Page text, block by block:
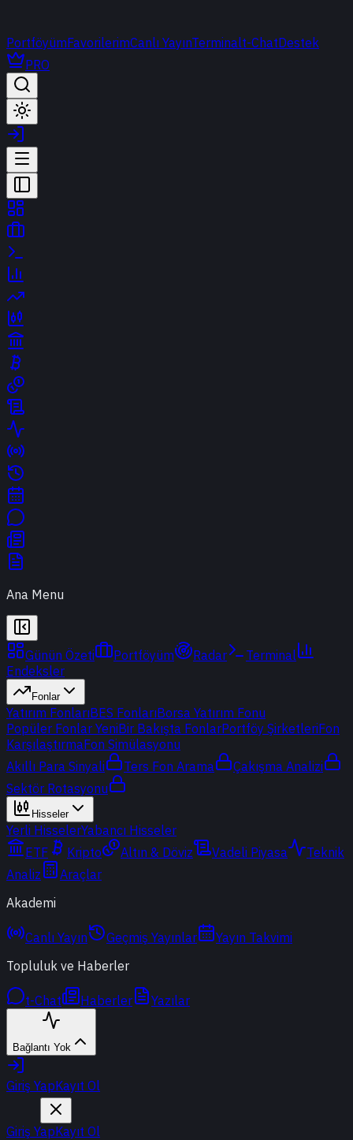
PortföyümFavorilerimCanlı YayınTerminalt-ChatDestek
PRO
Ana Menu
Günün Özeti Portföyüm Radar
Terminal
Endeksler
Fonlar
Yatırım FonlarıBES FonlarıBorsa Yatırım Fonu
Popüler Fonlar YeniBir Bakışta FonlarPortföy ŞirketleriFon
KarşılaştırmaFon Simülasyonu
Akıllı Para Sinyali
Ters Fon Arama
Çakışma Analizi
Sektör Rotasyonu
Hisseler
Yerli HisselerYabancı Hisseler
ETF
Kripto Altın & Döviz Vadeli Piyasa
Teknik
Analiz
Araçlar
Akademi
Canlı Yayın Geçmiş Yayınlar
Yayın Takvimi
Topluluk ve Haberler
t-Chat Haberler Yazılar
Bağlantı Yok
Giriş YapKayıt Ol
Giriş YapKayıt Ol